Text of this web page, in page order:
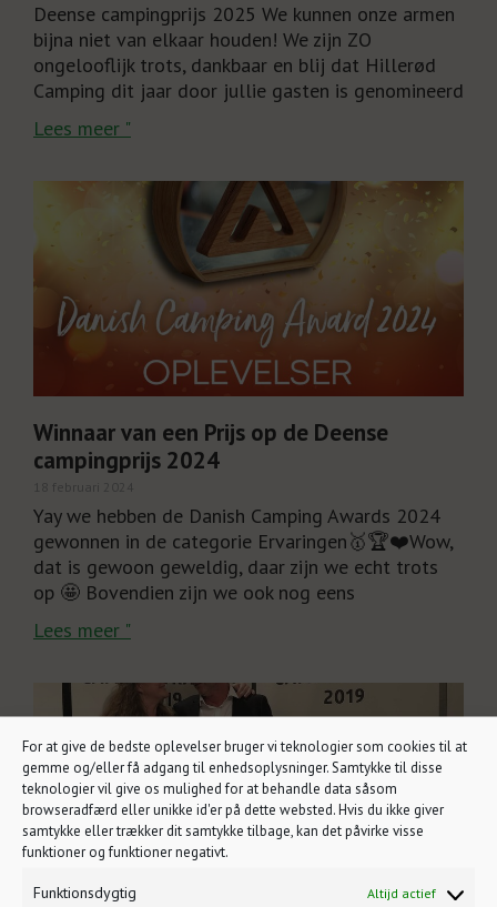
For at give de bedste oplevelser bruger vi teknologier som cookies til at
gemme og/eller få adgang til enhedsoplysninger. Samtykke til disse
teknologier vil give os mulighed for at behandle data såsom
browseradfærd eller unikke id'er på dette websted. Hvis du ikke giver
samtykke eller trækker dit samtykke tilbage, kan det påvirke visse
funktioner og funktioner negativt.
Funktionsdygtig Altijd actief
Deense campingprijs 2025 We kunnen onze armen
bijna niet van elkaar houden! We zijn ZO
ongelooflijk trots, dankbaar en blij dat Hillerød
Camping dit jaar door jullie gasten is genomineerd
Lees meer "
Winnaar van een Prijs op de Deense
campingprijs 2024
18 februari 2024
Yay we hebben de Danish Camping Awards 2024
gewonnen in de categorie Ervaringen🥇🏆❤️Wow,
dat is gewoon geweldig, daar zijn we echt trots
op 🤩 Bovendien zijn we ook nog eens
Lees meer "